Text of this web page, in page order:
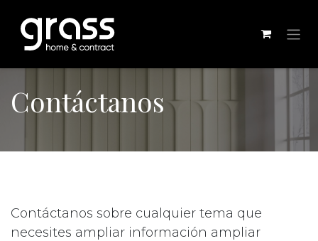
Contáctanos
Contáctanos sobre cualquier tema que
necesites ampliar información ampliar